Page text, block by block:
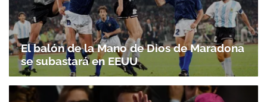
El balón de la Mano de Dios de Maradona
se subastará en EEUU